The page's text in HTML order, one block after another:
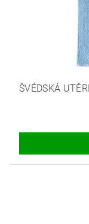
ŠVÉDSKÁ